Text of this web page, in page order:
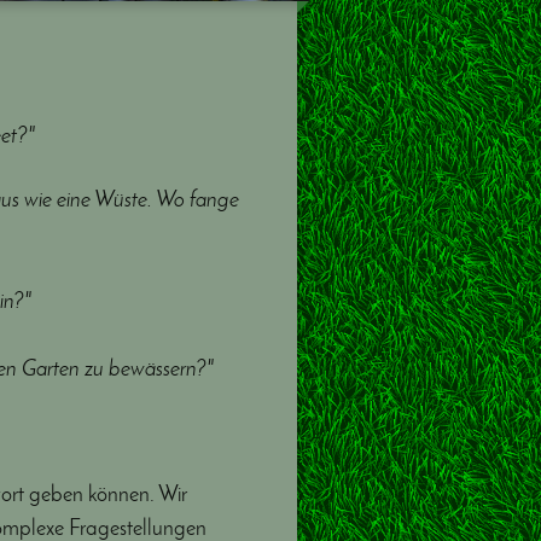
wie eine Wüste. Wo fange
Garten zu bewässern?"
geben können. Wir
Fragestellungen